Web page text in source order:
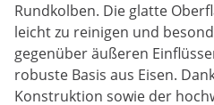
Rundkolben. Die glatte
leicht zu reinigen und
gegenüber äußeren
robuste Basis aus Eisen.
Konstruktion sowie der